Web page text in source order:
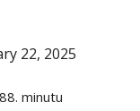
22, 2025
minutu